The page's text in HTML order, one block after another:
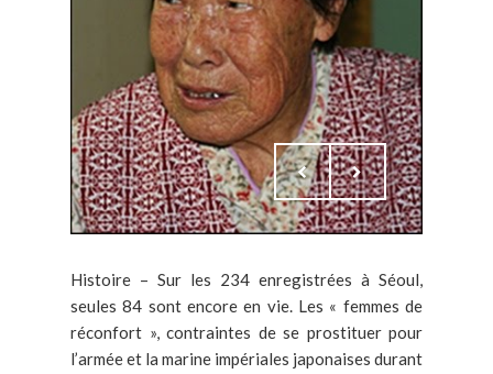
Histoire – Sur les 234 enregistrées à Séoul,
seules 84 sont encore en vie. Les « femmes de
réconfort », contraintes de se prostituer pour
l’armée et la marine impériales japonaises durant